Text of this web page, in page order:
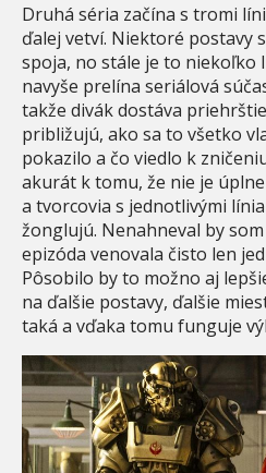
Druhá séria začína s tromi
ďalej vetví. Niektoré postavy
spoja, no stále je to niekoľko
navyše prelína seriálová
takže divák dostáva
približujú, ako sa to všetko
pokazilo a čo viedlo k
akurát k tomu, že nie je
a tvorcovia s jednotlivými
žonglujú. Nenahneval by
epizóda venovala čisto len
Pôsobilo by to možno aj
na ďalšie postavy, ďalšie
taká a vďaka tomu funguje